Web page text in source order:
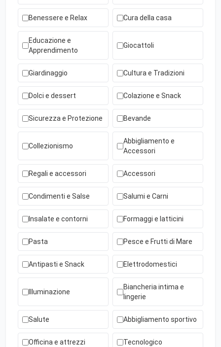
Benessere e Relax Cura della casa
Educazione e
Apprendimento
Giocattoli
Giardinaggio Cultura e Tradizioni
Dolci e dessert Colazione e Snack
Sicurezza e Protezione Bevande
Collezionismo
Abbigliamento e
Accessori
Regali e accessori Accessori
Condimenti e Salse Salumi e Carni
Insalate e contorni Formaggi e latticini
Pasta Pesce e Frutti di Mare
Antipasti e Snack Elettrodomestici
Illuminazione
Biancheria intima e
lingerie
Salute Abbigliamento sportivo
Officina e attrezzi Tecnologico